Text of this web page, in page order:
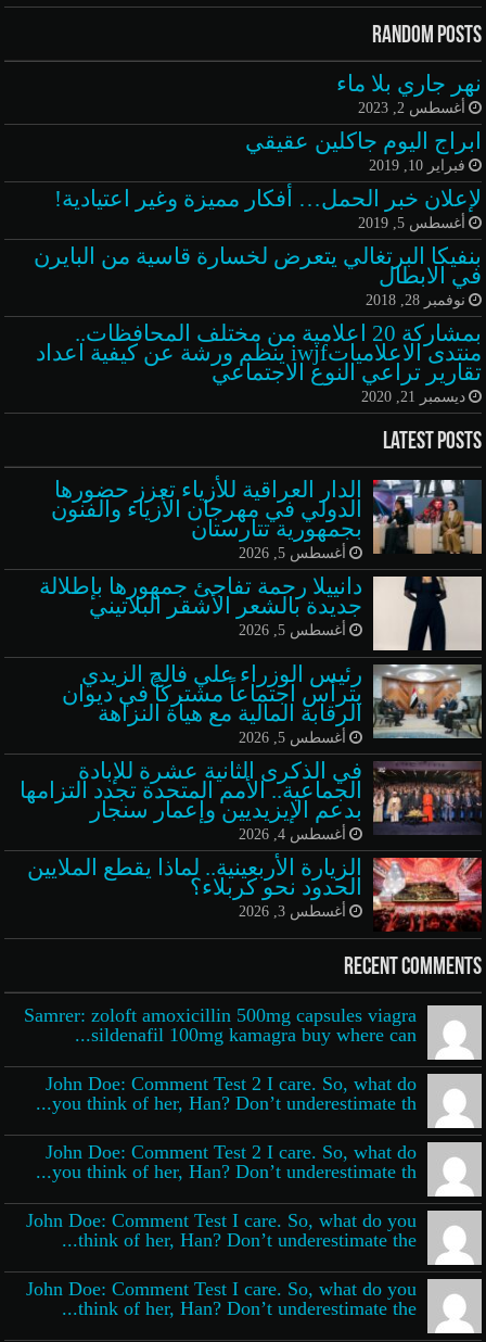
Random Posts
نهر جاري بلا ماء
أغسطس 2, 2023
ابراج اليوم جاكلين عقيقي
فبراير 10, 2019
لإعلان خبر الحمل… أفكار مميزة وغير اعتيادية!
أغسطس 5, 2019
بنفيكا البرتغالي يتعرض لخسارة قاسية من البايرن
في الابطال
نوفمبر 28, 2018
بمشاركة 20 اعلامية من مختلف المحافظات..
منتدى الاعلامياتiwjf ينظم ورشة عن كيفية اعداد
تقارير تراعي النوع الاجتماعي
ديسمبر 21, 2020
Latest Posts
الدار العراقية للأزياء تعزز حضورها
الدولي في مهرجان الأزياء والفنون
بجمهورية تتارستان
أغسطس 5, 2026
دانييلا رحمة تفاجئ جمهورها بإطلالة
جديدة بالشعر الأشقر البلاتيني
أغسطس 5, 2026
رئيس الوزراء علي فالح الزيدي
يترأس اجتماعاً مشتركاً في ديوان
الرقابة المالية مع هيأة النزاهة
أغسطس 5, 2026
في الذكرى الثانية عشرة للإبادة
الجماعية.. الأمم المتحدة تجدد التزامها
بدعم الإيزيديين وإعمار سنجار
أغسطس 4, 2026
الزيارة الأربعينية.. لماذا يقطع الملايين
الحدود نحو كربلاء؟
أغسطس 3, 2026
Recent Comments
Samrer: zoloft amoxicillin 500mg capsules viagra
sildenafil 100mg kamagra buy where can...
John Doe: Comment Test 2 I care. So, what do
you think of her, Han? Don’t underestimate th...
John Doe: Comment Test 2 I care. So, what do
you think of her, Han? Don’t underestimate th...
John Doe: Comment Test I care. So, what do you
think of her, Han? Don’t underestimate the...
John Doe: Comment Test I care. So, what do you
think of her, Han? Don’t underestimate the...